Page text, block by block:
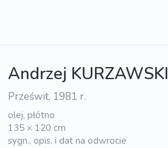
Andrzej KURZAWSKI
Prześwit, 1981 r.
olej, płótno
135 × 120 cm
sygn., opis. i dat na odwrocie